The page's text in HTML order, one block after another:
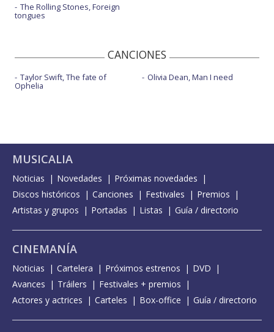
The Rolling Stones, Foreign
tongues
CANCIONES
Taylor Swift, The fate of
Ophelia
Olivia Dean, Man I need
MUSICALIA
Noticias Novedades
Próximas novedades
Discos históricos
Canciones Festivales
Premios
Artistas y grupos
Portadas Listas Guía / directorio
CINEMANÍA
Noticias Cartelera Próximos estrenos
DVD
Avances
Tráilers
Festivales + premios
Actores y actrices
Carteles Box-office Guía / directorio